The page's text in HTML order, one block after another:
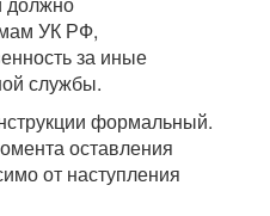
УК РФ,
за иные
службы.
формальный.
оставления
от наступления